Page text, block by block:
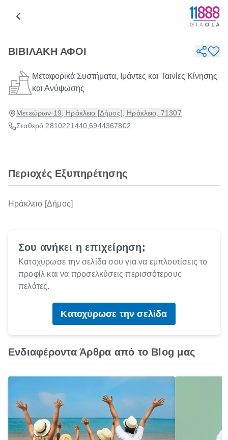
ΒΙΒΙΛΑΚΗ ΑΦΟΙ
Μεταφορικά Συστήματα, Ιμάντες και Ταινίες Κίνησης
και Ανύψωσης
Μετεώρων 19, Ηράκλειο [Δήμος], Ηράκλειο, 71307
Σταθερό:2810221440 ,6944367802
Περιοχές Εξυπηρέτησης
Ηράκλειο [Δήμος]
Σου ανήκει η επιχείρηση;
Κατοχύρωσε την σελίδα σου για να εμπλουτίσεις το
προφίλ και να προσελκύσεις περισσότερους
πελάτες.
Κατοχύρωσε την σελίδα
Ενδιαφέροντα Άρθρα από το Blog μας